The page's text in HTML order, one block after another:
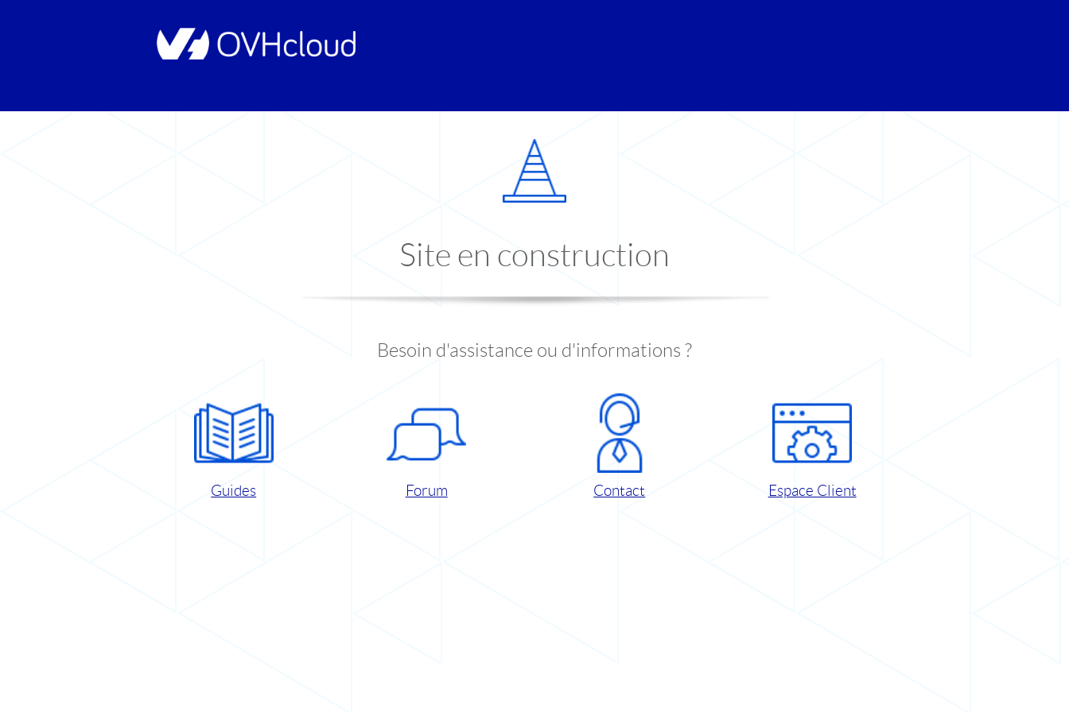
Site en construction
Besoin d'assistance ou d'informations ?
Guides Forum Contact Espace Client